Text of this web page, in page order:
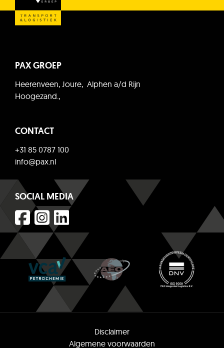
PAX GROEP
Heerenveen, Joure, Alphen a/d Rijn
Hoogezand.,
CONTACT
+31 85 0787 100
info@pax.nl
SOCIAL MEDIA
Disclaimer
Algemene voorwaarden